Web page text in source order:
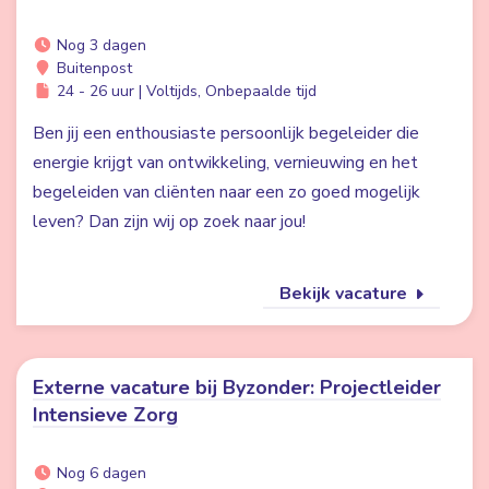
Nog 3 dagen
Buitenpost
24 - 26 uur | Voltijds, Onbepaalde tijd
Ben jij een enthousiaste persoonlijk begeleider die
energie krijgt van ontwikkeling, vernieuwing en het
begeleiden van cliënten naar een zo goed mogelijk
leven? Dan zijn wij op zoek naar jou!
Bekijk vacature
Externe vacature bij Byzonder: Projectleider
Intensieve Zorg
Nog 6 dagen